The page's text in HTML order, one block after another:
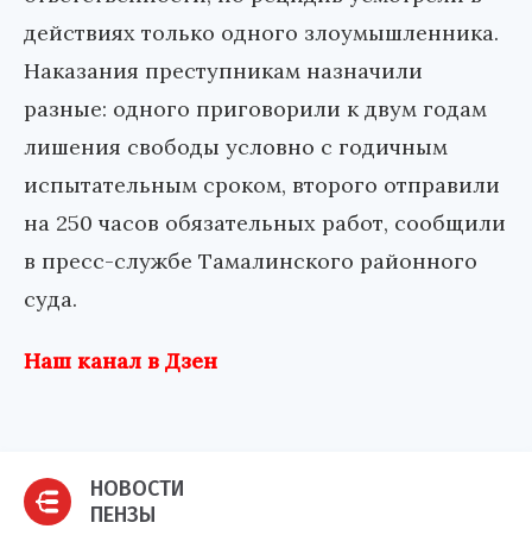
действиях только одного злоумышленника.
Наказания преступникам назначили
разные: одного приговорили к двум годам
лишения свободы условно с годичным
испытательным сроком, второго отправили
на 250 часов обязательных работ, сообщили
в пресс-службе Тамалинского районного
суда.
Наш канал в Дзен
НОВОСТИ
ПЕНЗЫ